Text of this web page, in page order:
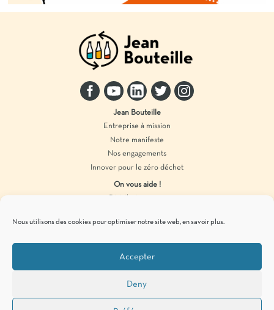
Nous utilisons des cookies pour optimiser notre site web, en savoir plus.
Accepter
Deny
Jean Bouteille
Entreprise à mission
Notre manifeste
Nos engagements
Innover pour le zéro déchet
On vous aide !
Produits en vrac
Pour vous tenir informés de
zéro déchet, c’est par ici !